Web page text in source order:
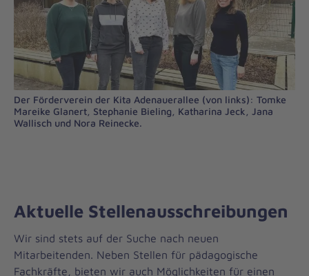
Der Förderverein der Kita Adenauerallee (von links): Tomke
Mareike Glanert, Stephanie Bieling, Katharina Jeck, Jana
Wallisch und Nora Reinecke.
Aktuelle Stellenausschreibungen
Wir sind stets auf der Suche nach neuen
Mitarbeitenden. Neben Stellen für pädagogische
Fachkräfte, bieten wir auch Möglichkeiten für einen